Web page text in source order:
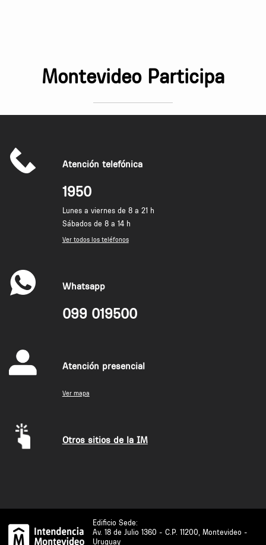
Montevideo Participa
Atención telefónica
1950
Lunes a viernes de 8 a 21 h
Sábados de 8 a 14 h
Ver todos los teléfonos
Whatsapp
099 019500
Atención presencial
Ver mapa
Otros sitios de la IM
Edificio Sede:
Av. 18 de Julio 1360 - C.P. 11200, Montevideo -
Uruguay